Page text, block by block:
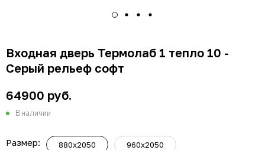
Входная дверь Термолаб 1 тепло 10 -
Серый рельеф софт
64900 руб.
В наличии
Размер: 880x2050 960x2050